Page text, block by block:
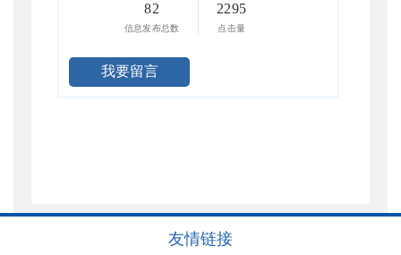
82
信息发布总数
2295
点击量
我要留言
友情链接